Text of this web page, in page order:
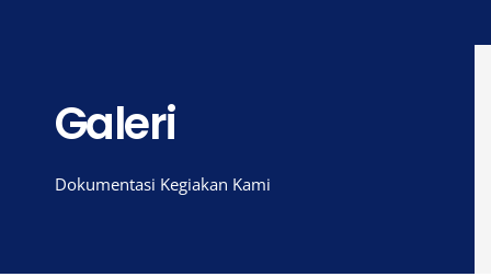
Galeri
Dokumentasi Kegiakan Kami